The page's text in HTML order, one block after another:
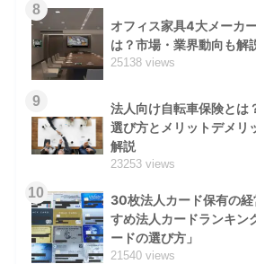
8
オフィス家具4大メーカ
は？市場・業界動向も解
25138 views
9
法人向け自転車保険とは
選び方とメリットデメリ
解説
23253 views
10
30枚法人カード保有の
すめ法人カードランキン
ードの選び方」
21540 views